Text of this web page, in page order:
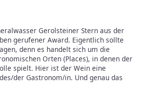
Gerolsteiner Stern aus der
gerufener Award. Eigentlich sollte
denn es handelt sich um die
Orten (Places), in denen der
spielt. Hier ist der Wein eine
der Gastronom/in. Und genau das